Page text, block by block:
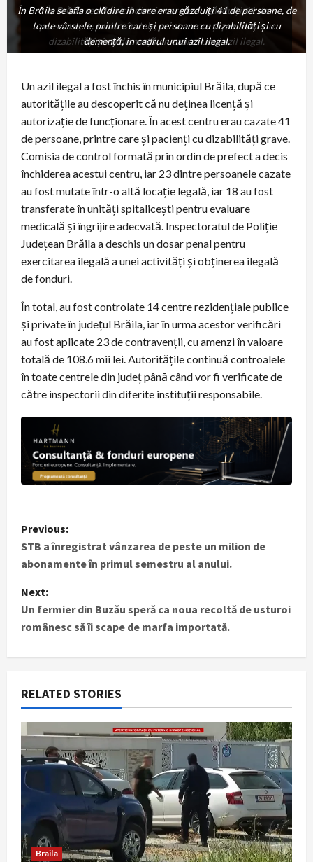
În Brăila se afla o clădire în care erau găzduiți 41 de
persoane, de toate vârstele, printre care și persoane cu
dizabilități și cu demență, în cadrul unui azil ilegal.
În Brăila se afla o clădire în care erau găzduiți 41 de persoane, de
toate vârstele, printre care și persoane cu dizabilități și cu
demență, în cadrul unui azil ilegal.
Un azil ilegal a fost închis în municipiul Brăila, după ce
autoritățile au descoperit că nu deținea licență și
autorizație de funcționare. În acest centru erau cazate 41
de persoane, printre care și pacienți cu dizabilități grave.
Comisia de control formată prin ordin de prefect a decis
închiderea acestui centru, iar 23 dintre persoanele cazate
au fost mutate într-o altă locație legală, iar 18 au fost
transferate în unități spitalicești pentru evaluare
medicală și îngrijire adecvată. Inspectoratul de Poliție
Județean Brăila a deschis un dosar penal pentru
exercitarea ilegală a unei activități și obținerea ilegală
de fonduri.
În total, au fost controlate 14 centre rezidențiale publice
și private în județul Brăila, iar în urma acestor verificări
au fost aplicate 23 de contravenții, cu amenzi în valoare
totală de 108.6 mii lei. Autoritățile continuă controalele
în toate centrele din județ până când vor fi verificate de
către inspectorii din diferite instituții responsabile.
P
o
s
t
v
i
g
a
t
i
Previous:
STB a înregistrat vânzarea de peste un milion de
abonamente în primul semestru al anului.
Next:
Un fermier din Buzău speră ca noua recoltă de usturoi
românesc să îi scape de marfa importată.
RELATED STORIES
Braila